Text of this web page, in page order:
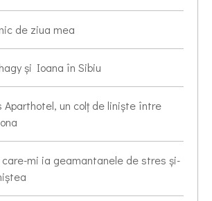
de ziua mea
și Ioana în Sibiu
Aparthotel, un colț de liniște între
mi ia geamantanele de stres și-